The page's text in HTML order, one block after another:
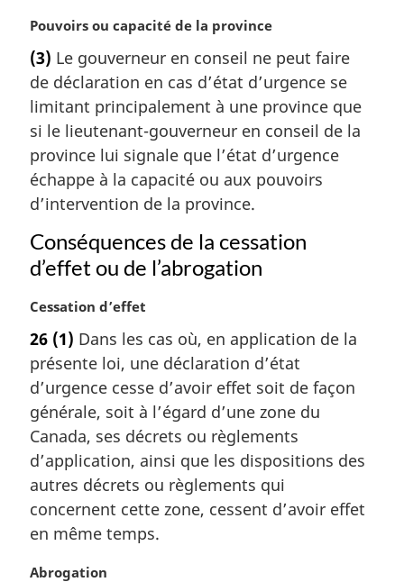
N
t
e
m
a
g
i
n
l
e
Pouvoirs ou capacité de la province
(3) Le gouverneur en conseil ne peut faire
de déclaration en cas d’état d’urgence se
limitant principalement à une province que
si le lieutenant-gouverneur en conseil de la
province lui signale que l’état d’urgence
échappe à la capacité ou aux pouvoirs
d’intervention de la province.
Conséquences de la cessation
d’effet ou de l’abrogation
N
t
e
m
a
r
g
i
n
a
e
:
Cessation d’effet
26 (1) Dans les cas où, en application de la
présente loi, une déclaration d’état
d’urgence cesse d’avoir effet soit de façon
générale, soit à l’égard d’une zone du
Canada, ses décrets ou règlements
d’application, ainsi que les dispositions des
autres décrets ou règlements qui
concernent cette zone, cessent d’avoir effet
en même temps.
N
Abrogation